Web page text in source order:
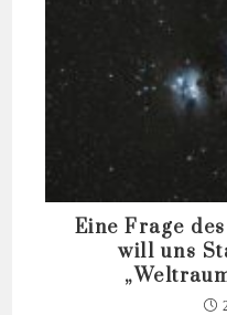
Eine Frage
will uns